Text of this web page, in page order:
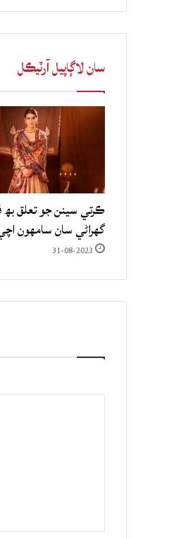
سان لاڳاپيل آرٽيڪل
ڪرتي سينن جو تعلق
گهراڻي سان سامهون
31-08-2023
t